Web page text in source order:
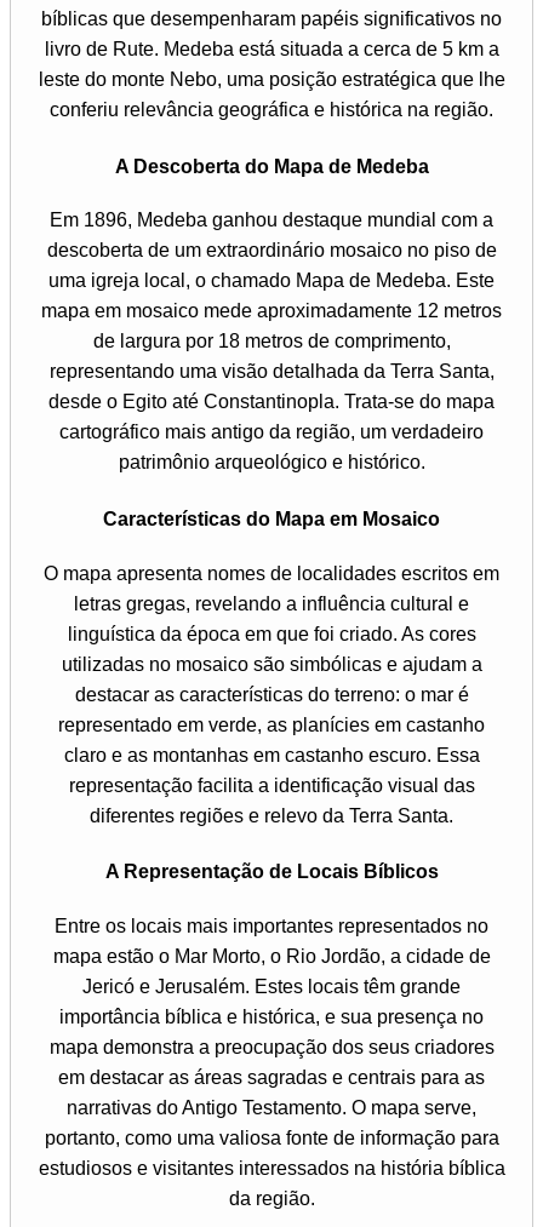
bíblicas que desempenharam papéis significativos no
livro de Rute. Medeba está situada a cerca de 5 km a
leste do monte Nebo, uma posição estratégica que lhe
conferiu relevância geográfica e histórica na região.
A Descoberta do Mapa de Medeba
Em 1896, Medeba ganhou destaque mundial com a
descoberta de um extraordinário mosaico no piso de
uma igreja local, o chamado Mapa de Medeba. Este
mapa em mosaico mede aproximadamente 12 metros
de largura por 18 metros de comprimento,
representando uma visão detalhada da Terra Santa,
desde o Egito até Constantinopla. Trata-se do mapa
cartográfico mais antigo da região, um verdadeiro
patrimônio arqueológico e histórico.
Características do Mapa em Mosaico
O mapa apresenta nomes de localidades escritos em
letras gregas, revelando a influência cultural e
linguística da época em que foi criado. As cores
utilizadas no mosaico são simbólicas e ajudam a
destacar as características do terreno: o mar é
representado em verde, as planícies em castanho
claro e as montanhas em castanho escuro. Essa
representação facilita a identificação visual das
diferentes regiões e relevo da Terra Santa.
A Representação de Locais Bíblicos
Entre os locais mais importantes representados no
mapa estão o Mar Morto, o Rio Jordão, a cidade de
Jericó e Jerusalém. Estes locais têm grande
importância bíblica e histórica, e sua presença no
mapa demonstra a preocupação dos seus criadores
em destacar as áreas sagradas e centrais para as
narrativas do Antigo Testamento. O mapa serve,
portanto, como uma valiosa fonte de informação para
estudiosos e visitantes interessados na história bíblica
da região.